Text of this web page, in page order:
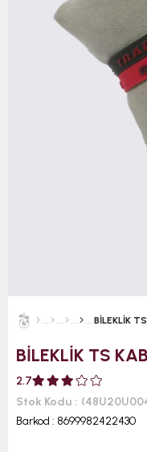
BİLEKLİK
BİLEKLİK TS
2.7
Stok Kodu
Barkod : 8699982422430